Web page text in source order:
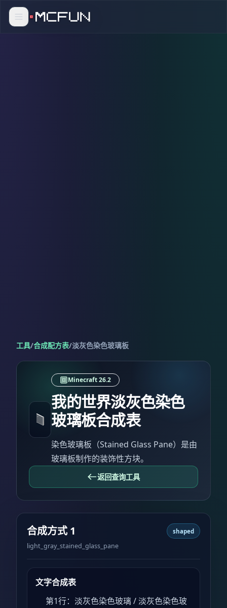
工具/合成配方表/淡灰色染色玻璃板
Minecraft 26.2
我的世界淡灰色染色
玻璃板合成表
染色玻璃板（Stained Glass Pane）是由
玻璃板制作的装饰性方块。
返回查询工具
合成方式 1
light_gray_stained_glass_pane
shaped
文字合成表
第1行：淡灰色染色玻璃 / 淡灰色染色玻